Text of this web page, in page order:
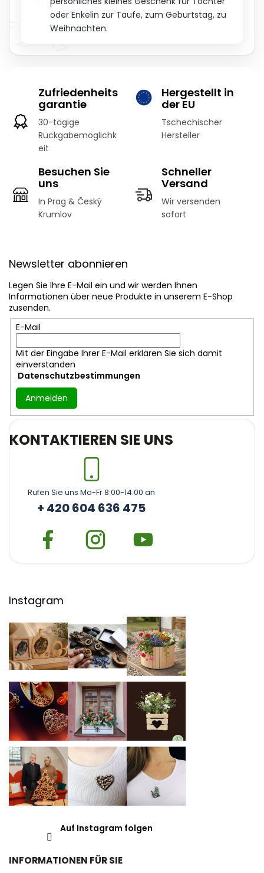
oder Enkelin zur Taufe, zum Geburtstag, zu
Weihnachten.
Zufriedenheits
garantie
30-tägige
Rückgabemöglichk
eit
Hergestellt in
der EU
Tschechischer
Hersteller
Besuchen Sie
uns
In Prag & Český
Krumlov
Schneller
Versand
Wir versenden
sofort
Newsletter abonnieren
Legen Sie Ihre E-Mail ein und wir werden Ihnen
Informationen über neue Produkte in unserem E-Shop
zusenden.
E-Mail
Mit der Eingabe Ihrer E-Mail erklären Sie sich damit
einverstanden
Datenschutzbestimmungen
Anmelden
KONTAKTIEREN SIE UNS
Rufen Sie uns Mo-Fr 8:00-14:00 an
+ 420 604 636 475
Instagram
Auf Instagram folgen
INFORMATIONEN FÜR SIE